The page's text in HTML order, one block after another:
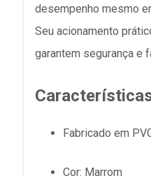
desempenho mesmo
Seu acionamento
garantem segurança e
Fabricado em
Cor: Marrom